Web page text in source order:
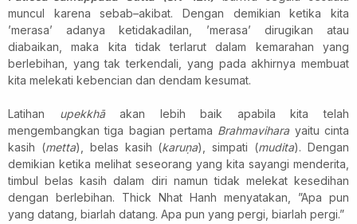
muncul karena sebab–akibat. Dengan demikian ketika kita
’merasa’ adanya ketidakadilan, ’merasa’ dirugikan atau
diabaikan, maka kita tidak terlarut dalam kemarahan yang
berlebihan, yang tak terkendali, yang pada akhirnya membuat
kita melekati kebencian dan dendam kesumat.
Latihan upekkhāakan lebih baik apabila kita telah
mengembangkan tiga bagian pertama Brahmavihara yaitu cinta
kasih (metta), belas kasih (karuṇa), simpati (mudita). Dengan
demikian ketika melihat seseorang yang kita sayangi menderita,
timbul belas kasih dalam diri namun tidak melekat kesedihan
dengan berlebihan. Thick Nhat Hanh menyatakan, ”Apa pun
yang datang, biarlah datang. Apa pun yang pergi, biarlah pergi.”